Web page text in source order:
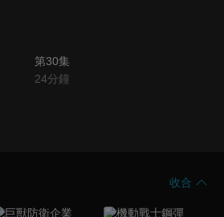
第30集
24分鐘
收合